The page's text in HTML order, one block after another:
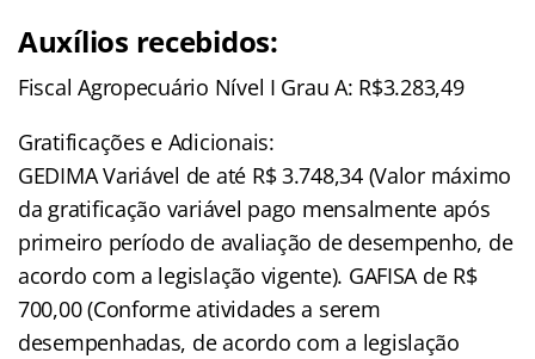
Auxílios recebidos:
Fiscal Agropecuário Nível I Grau A: R$3.283,49
Gratificações e Adicionais:
GEDIMA Variável de até R$ 3.748,34 (Valor máximo
da gratificação variável pago mensalmente após
primeiro período de avaliação de desempenho, de
acordo com a legislação vigente). GAFISA de R$
700,00 (Conforme atividades a serem
desempenhadas, de acordo com a legislação